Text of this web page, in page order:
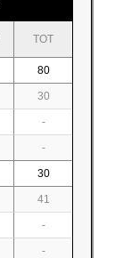
TOT
80
30
-
-
30
41
-
-